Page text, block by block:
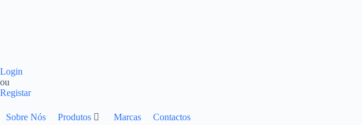
Login
ou
Registar
Sobre Nós Produtos Marcas Contactos